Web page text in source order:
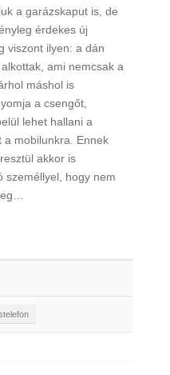
a garázskaput is, de
érdekes új
viszont ilyen: a dán
ami nemcsak a
máshol is
a csengőt,
lehet hallani a
a mobilunkra. Ennek
akkor is
személlyel, hogy nem